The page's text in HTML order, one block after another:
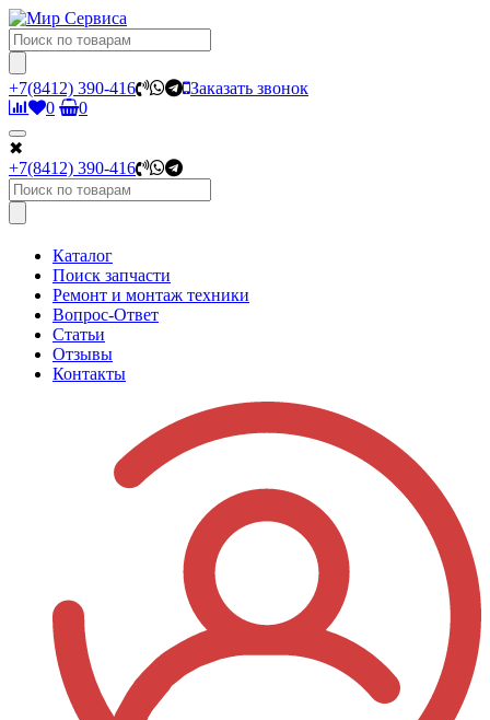
+7(8412) 390-416
Заказать звонок
0
0
✖
+7(8412) 390-416
Каталог
Поиск запчасти
Ремонт и монтаж техники
Вопрос-Ответ
Статьи
Отзывы
Контакты